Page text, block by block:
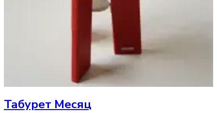
Табурет Месяц